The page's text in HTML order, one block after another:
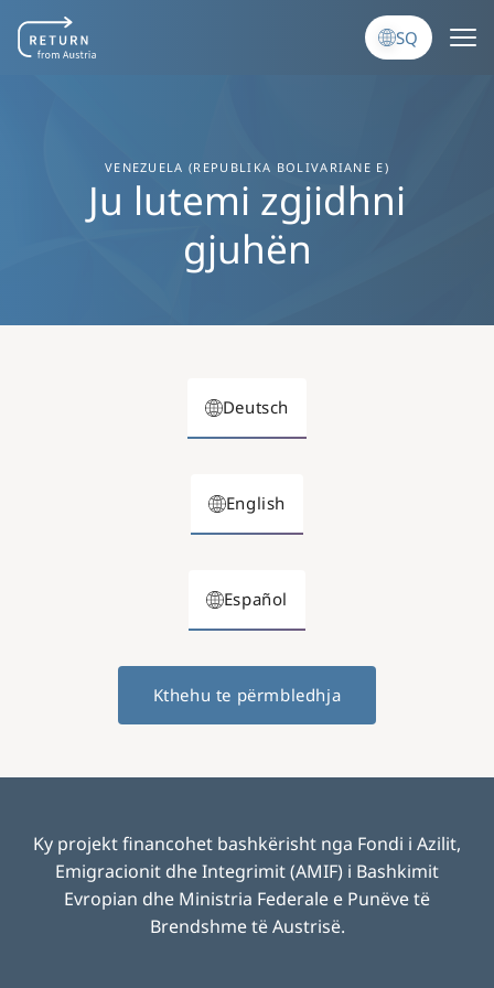
SQ
VENEZUELA (REPUBLIKA BOLIVARIANE E)
Ju lutemi zgjidhni
gjuhën
Deutsch
English
Español
Kthehu te përmbledhja
Ky projekt financohet bashkërisht nga Fondi i Azilit,
Emigracionit dhe Integrimit (AMIF) i Bashkimit
Evropian dhe Ministria Federale e Punëve të
Brendshme të Austrisë.